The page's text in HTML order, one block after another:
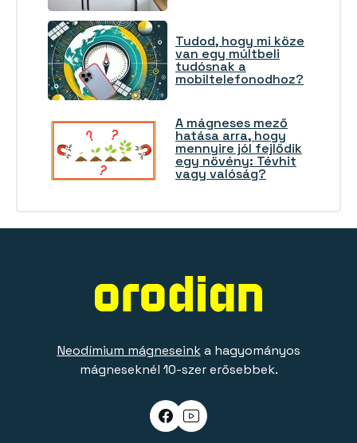
Tudod, hogy mi köze
van egy múltbeli
tudósnak a
mobiltelefonodhoz?
A mágneses mező
hatása arra, hogy
mennyire jól fejlődik
egy növény: Tévhit
vagy valóság?
Neodímium mágneseinka hagyományos
mágneseknél 10-szer erősebbek.